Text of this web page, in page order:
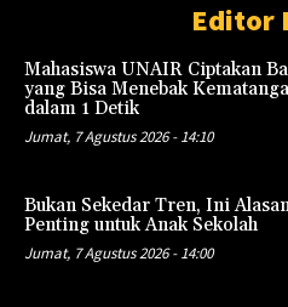
Editor
Mahasiswa UNAIR Ciptakan
yang Bisa Menebak
dalam 1 Detik
Jumat, 7 Agustus 2026 - 14:10
Bukan Sekedar Tren, Ini
Penting untuk Anak Sekolah
Jumat, 7 Agustus 2026 - 14:00